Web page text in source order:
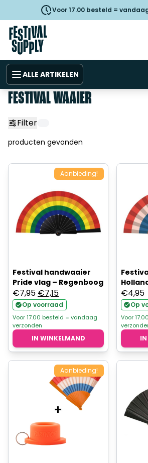
Voor 17.00 besteld =
ALLE ARTIKELEN
FESTIVAL WAAIER
Filter
producten gevonden
Aanbieding!
Festival handwaaier
Pride vlag – Regenboog
€7,95 Oorspronkelijke
prijs
was:
€7,95.
€7,15Huidige
prijs
is:
€7,15.
Op voorraad
Voor 17.00 besteld = vandaag
verzonden
IN WINKELMAND
€4,95
Op
Voor
Aanbieding!